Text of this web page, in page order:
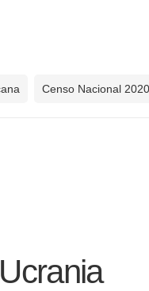
Censo Nacional 2020